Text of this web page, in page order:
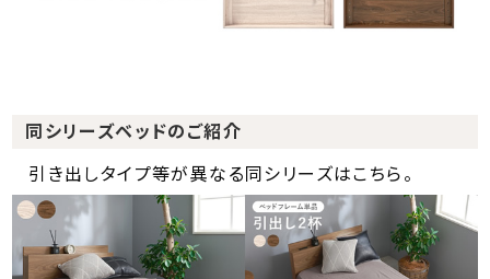
同シリーズベッドのご紹介
引き出しタイプ等が異なる同シリーズはこちら。